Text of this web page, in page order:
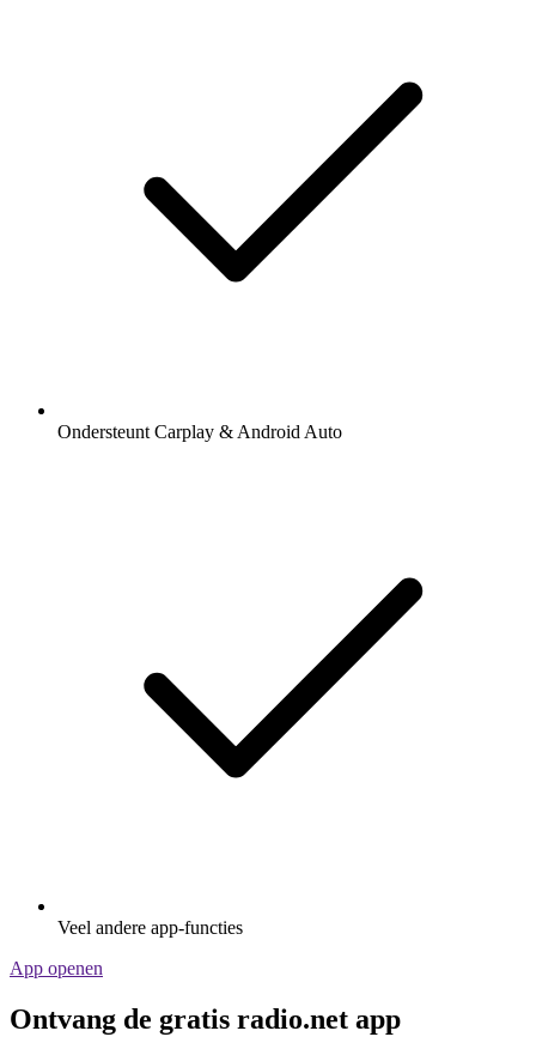
Ondersteunt Carplay & Android Auto
Veel andere app-functies
App openen
Ontvang de gratis radio.net app